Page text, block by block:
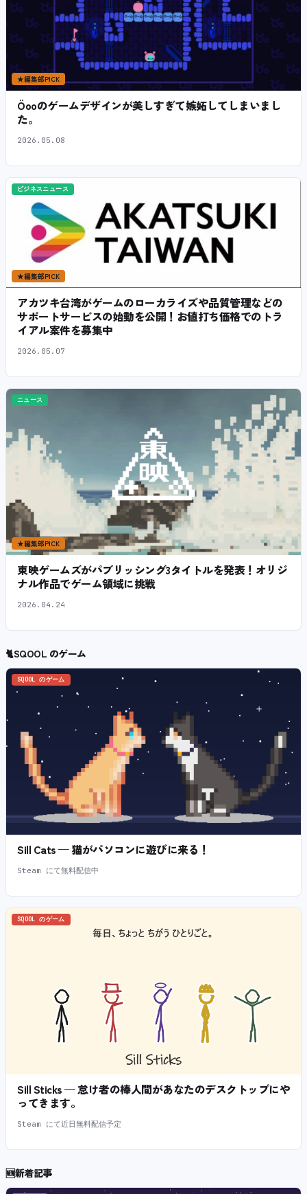
★編集部PICK
Öooのゲームデザインが美しすぎて嫉妬してしまいまし
た。
2026.05.08
ビジネスニュース
★編集部PICK
アカツキ台湾がゲームのローカライズや品質管理などの
サポートサービスの始動を公開！お値打ち価格でのトラ
イアル案件を募集中
2026.05.07
ニュース
★編集部PICK
東映ゲームズがパブリッシング3タイトルを発表！オリジ
ナル作品でゲーム領域に挑戦
2026.04.24
🐈SQOOL のゲーム
SQOOL のゲーム
Sill Cats — 猫がパソコンに遊びに来る！
Steam にて無料配信中
SQOOL のゲーム
Sill Sticks — 怠け者の棒人間があなたのデスクトップにや
ってきます。
Steam にて近日無料配信予定
🆕新着記事